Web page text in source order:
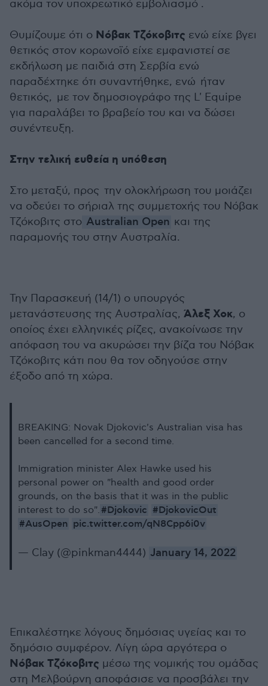
ακόμα τον υποχρεωτικό εμβολιασμό .
Θυμίζουμε ότι ο Νόβακ Τζόκοβιτς ενώ είχε βγει
θετικός στον κορωνοϊό είχε εμφανιστεί σε
εκδήλωση με παιδιά στη Σερβία ενώ
παραδέχτηκε ότι συναντήθηκε, ενώ ήταν
θετικός, με τον δημοσιογράφο της L' Equipe
για παραλάβει το βραβείο του και να δώσει
συνέντευξη.
Στην τελική ευθεία η υπόθεση
Στο μεταξύ, προς την ολοκλήρωση του μοιάζει
να οδεύει το σήριαλ της συμμετοχής του Νόβακ
Τζόκοβιτς στο Australian Open και της
παραμονής του στην Αυστραλία.
Την Παρασκευή (14/1) ο υπουργός
μετανάστευσης της Αυστραλίας, Άλεξ Χοκ, ο
οποίος έχει ελληνικές ρίζες, ανακοίνωσε την
απόφαση του να ακυρώσει την βίζα του Νόβακ
Τζόκοβιτς κάτι που θα τον οδηγούσε στην
έξοδο από τη χώρα.
BREAKING: Novak Djokovic's Australian visa has
been cancelled for a second time.
Immigration minister Alex Hawke used his
personal power on "health and good order
grounds, on the basis that it was in the public
interest to do so". #Djokovic #DjokovicOut
#AusOpen pic.twitter.com/qN8Cpp6i0v
— Clay (@pinkman4444) January 14, 2022
Επικαλέστηκε λόγους δημόσιας υγείας και το
δημόσιο συμφέρον. Λίγη ώρα αργότερα ο
Νόβακ Τζόκοβιτς μέσω της νομικής του ομάδας
στη Μελβούρνη αποφάσισε να προσβάλει την